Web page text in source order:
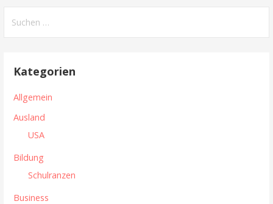
n
Kategorien
Allgemein
Ausland
USA
Bildung
Schulranzen
Business